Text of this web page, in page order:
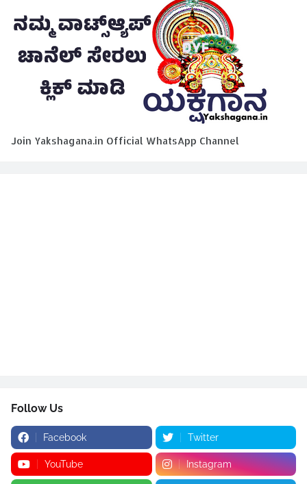
Join Yakshagana.in Official WhatsApp Channel
Follow Us
Facebook Twitter
YouTube Instagram